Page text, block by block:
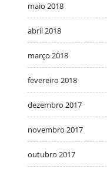
maio 2018
abril 2018
março 2018
fevereiro 2018
dezembro 2017
novembro 2017
outubro 2017